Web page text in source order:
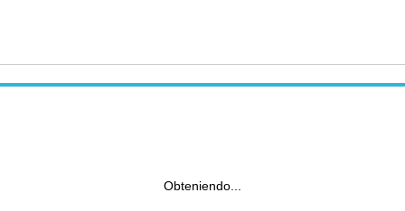
Obteniendo...